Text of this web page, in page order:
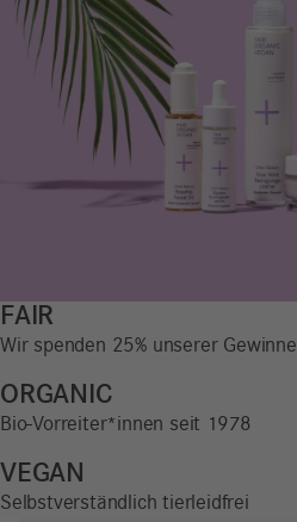
FAIR
Wir spenden 25% unserer Gewinne
ORGANIC
Bio-Vorreiter*innen seit 1978
VEGAN
Selbstverständlich tierleidfrei